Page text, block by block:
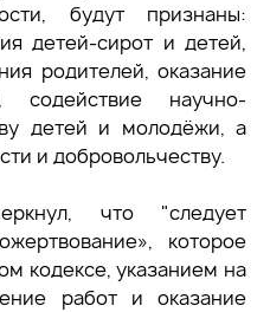
будут признаны:
детей-сирот и детей,
родителей, оказание
содействие научно-
детей и молодёжи, а
и добровольчеству.
что "следует
которое
кодексе, указанием на
работ и оказание